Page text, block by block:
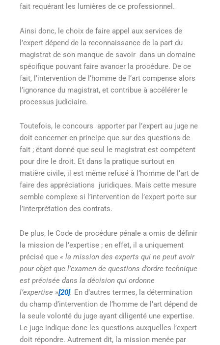
fait requérant les lumières de ce professionnel.
Ainsi donc, le choix de faire appel aux services de
l’expert dépend de la reconnaissance de la part du
magistrat de son manque de savoir dans un domaine
spécifique pouvant faire avancer la procédure. De ce
fait, l’intervention de l’homme de l’art compense alors
l’ignorance du magistrat, et contribue à accélérer le
processus judiciaire.
Toutefois, le concours apporter par l’expert au juge ne
doit concerner en principe que sur des questions de
fait ; étant donné que seul le magistrat est compétent
pour dire le droit. Et dans la pratique surtout en
matière civile, il est même refusé à l’homme de l’art de
faire des appréciations juridiques. Mais cette mesure
semble complexe si l’intervention de l’expert porte sur
l’interprétation des contrats.
De plus, le Code de procédure pénale a omis de définir
la mission de l’expertise ; en effet, il a uniquement
précisé que « la mission des experts qui ne peut avoir
pour objet que l’examen de questions d’ordre technique
est précisée dans la décision qui ordonne
l’expertise »[20]. En d’autres termes, la détermination
du champ d’intervention de l’homme de l’art dépend de
la seule volonté du juge ayant diligenté une expertise.
Le juge indique donc les questions auxquelles l’expert
doit répondre. Autrement dit, la mission menée par